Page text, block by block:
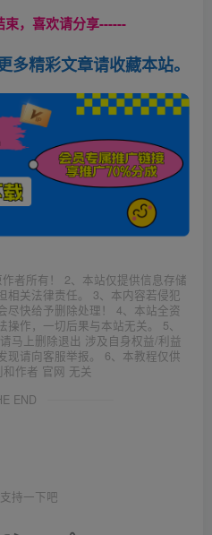
，喜欢请分享------
多精彩文章请收藏本站。
者所有！ 2、本站仅提供信息存储
相关法律责任。 3、本内容若侵犯
尽快给予删除处理！ 4、本站全资
作，一切后果与本站无关。 5、
马上删除退出 涉及自身权益/利益
现请向客服举报。 6、本教程仅供
作者 官网 无关
END
持一下吧